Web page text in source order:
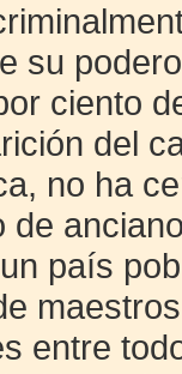
su
ciento
del
no ha
de
país
entre